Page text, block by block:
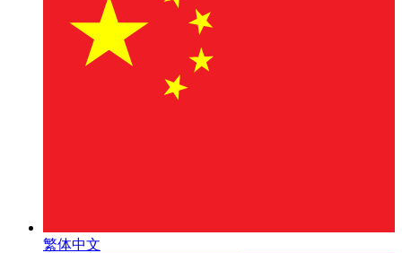
繁体中文